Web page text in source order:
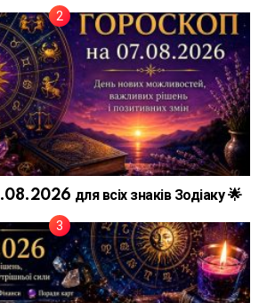
для всіх знаків Зодіаку 🌟